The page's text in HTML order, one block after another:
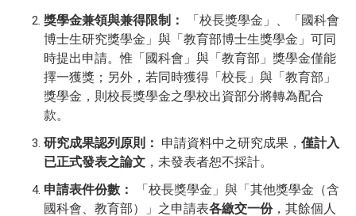
獎學金兼領與兼得限制：
「校長獎學金」、「國科會
博士生研究獎學金」與「教育部博士生獎學金」可同
時提出申請。惟「國科會」與「教育部」獎學金僅能
擇一獲獎；另外，若同時獲得「校長」與「教育部」
獎學金，則校長獎學金之學校出資部分將轉為配合
款。
研究成果認列原則： 申請資料中之研究成果， 僅計入
已正式發表之論文 ，未發表者恕不採計。
申請表件份數：
「校長獎學金」與「其他獎學金（含
國科會、教育部）」之申請表各繳交一份，其餘個人